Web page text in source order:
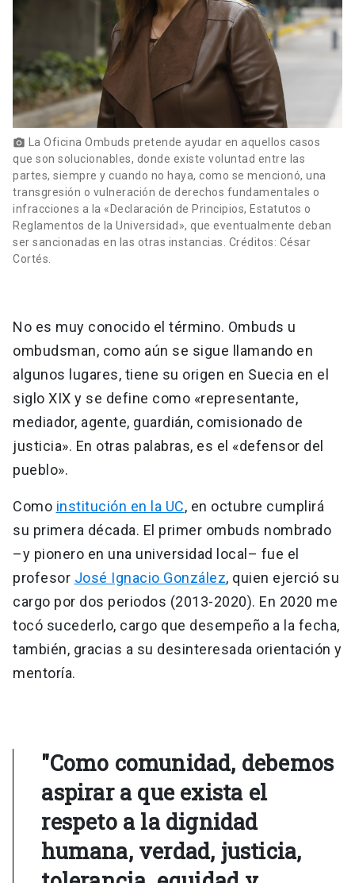
photo_camera La Oficina Ombuds pretende ayudar en aquellos casos
que son solucionables, donde existe voluntad entre las
partes, siempre y cuando no haya, como se mencionó, una
transgresión o vulneración de derechos fundamentales o
infracciones a la «Declaración de Principios, Estatutos o
Reglamentos de la Universidad», que eventualmente deban
ser sancionadas en las otras instancias. Créditos: César
Cortés.
No es muy conocido el término. Ombuds u
ombudsman, como aún se sigue llamando en
algunos lugares, tiene su origen en Suecia en el
siglo XIX y se define como «representante,
mediador, agente, guardián, comisionado de
justicia». En otras palabras, es el «defensor del
pueblo».
Como institución en la UC, en octubre cumplirá
su primera década. El primer ombuds nombrado
–y pionero en una universidad local– fue el
profesor José Ignacio González, quien ejerció su
cargo por dos periodos (2013-2020). En 2020 me
tocó sucederlo, cargo que desempeño a la fecha,
también, gracias a su desinteresada orientación y
mentoría.
"Como comunidad, debemos
aspirar a que exista el
respeto a la dignidad
humana, verdad, justicia,